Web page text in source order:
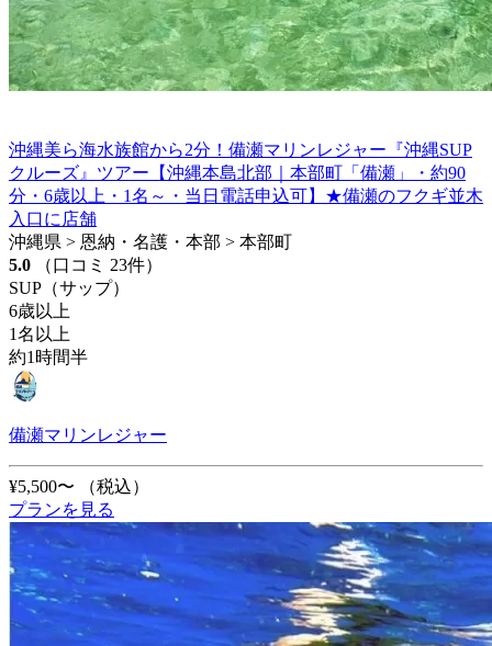
沖縄美ら海水族館から2分！備瀬マリンレジャー『沖縄SUP
クルーズ』ツアー【沖縄本島北部｜本部町「備瀬」・約90
分・6歳以上・1名～・当日電話申込可】★備瀬のフクギ並木
入口に店舗
沖縄県 > 恩納・名護・本部 > 本部町
5.0
（口コミ 23件）
SUP（サップ）
6歳以上
1名以上
約1時間半
備瀬マリンレジャー
¥5,500〜
（税込）
プランを見る